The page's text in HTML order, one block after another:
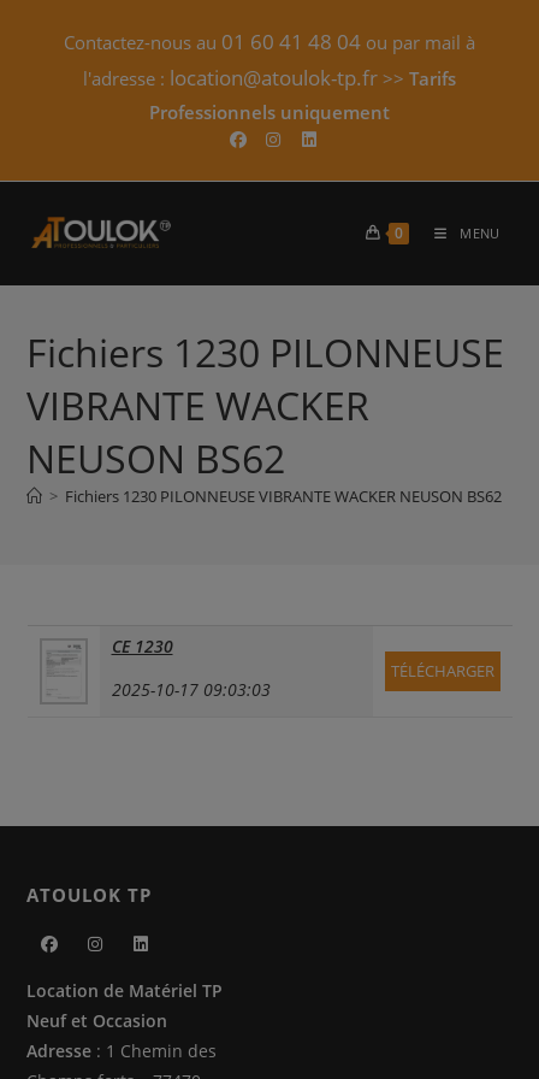
Contactez-nous au 01 60 41 48 04 ou par mail à
l'adresse : location@atoulok-tp.fr >> Tarifs
Professionnels uniquement​
0 MENU
Fichiers 1230 PILONNEUSE
VIBRANTE WACKER
NEUSON BS62
> Fichiers 1230 PILONNEUSE VIBRANTE WACKER NEUSON BS62
CE 1230
2025-10-17 09:03:03
TÉLÉCHARGER
ATOULOK TP
dans
un
nouvel
dans
un
nouvel
dans
un
nouvel
Location de Matériel TP
Neuf et Occasion
Adresse : 1 Chemin des